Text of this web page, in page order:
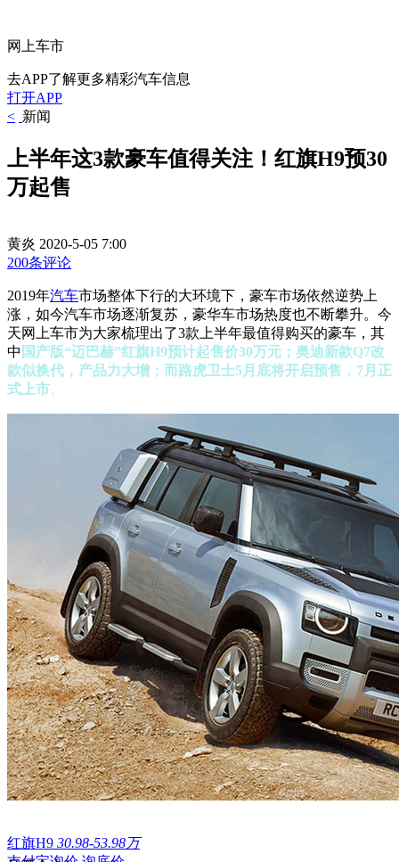
网上车市
去APP了解更多精彩汽车信息
打开APP
< 新闻
上半年这3款豪车值得关注！红旗H9预30
万起售
黄炎 2020-5-05 7:00
200条评论
2019年汽车市场整体下行的大环境下，豪车市场依然逆势上
涨，如今汽车市场逐渐复苏，豪华车市场热度也不断攀升。今
天网上车市为大家梳理出了3款上半年最值得购买的豪车，其
中 国产版“迈巴赫”红旗H9预计起售价30万元；奥迪新款Q7改
款似换代，产品力大增；而路虎卫士5月底将开启预售，7月正
式上市。
红旗H9 30.98-53.98万